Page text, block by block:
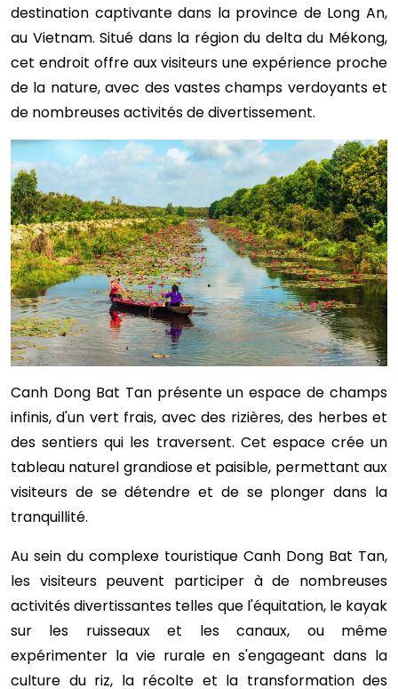
destination captivante dans la province de Long An,
au Vietnam. Situé dans la région du delta du Mékong,
cet endroit offre aux visiteurs une expérience proche
de la nature, avec des vastes champs verdoyants et
de nombreuses activités de divertissement.
Canh Dong Bat Tan présente un espace de champs
infinis, d'un vert frais, avec des rizières, des herbes et
des sentiers qui les traversent. Cet espace crée un
tableau naturel grandiose et paisible, permettant aux
visiteurs de se détendre et de se plonger dans la
tranquillité.
Au sein du complexe touristique Canh Dong Bat Tan,
les visiteurs peuvent participer à de nombreuses
activités divertissantes telles que l'équitation, le kayak
sur les ruisseaux et les canaux, ou même
expérimenter la vie rurale en s'engageant dans la
culture du riz, la récolte et la transformation des